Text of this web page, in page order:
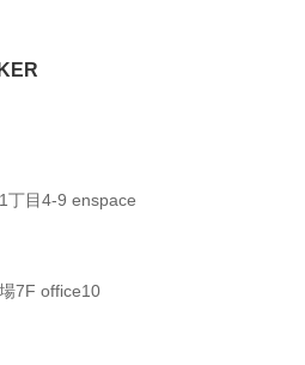
丁目4-9 enspace
7F office10